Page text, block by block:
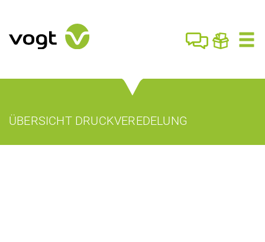
ÜBERSICHT DRUCKVEREDELUNG